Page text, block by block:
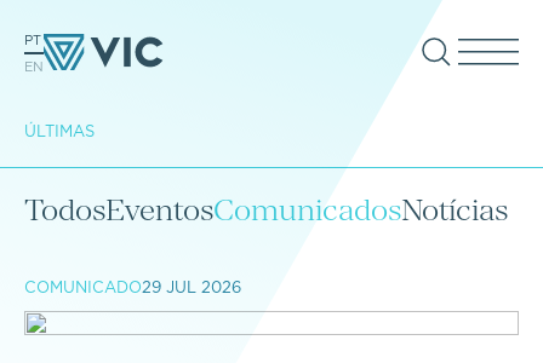
PT
EN
ÚLTIMAS
TodosEventosComunicadosNotícias
COMUNICADO29 JUL 2026